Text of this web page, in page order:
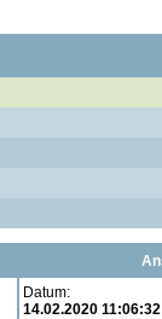
Datum:
14.02.2020 11:06:32